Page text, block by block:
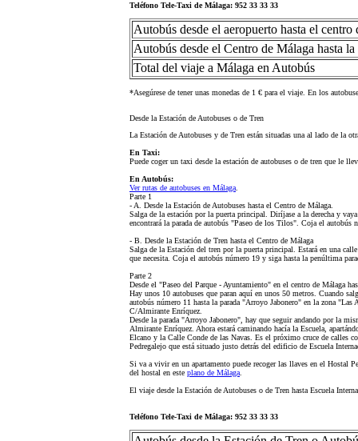
Teléfono Tele-Taxi de Málaga: 952 33 33 33
Autobús desde el aeropuerto hasta el centro
Autobús desde el Centro de Málaga hasta
Total del viaje a Málaga en Autobús
*Asegúrese de tener unas monedas de 1 € para el viaje. En los
Desde la Estación de Autobuses o de Tren
La Estación de Autobuses y de Tren están situadas una al lado de la
En Taxi:
Puede coger un taxi desde la estación de autobuses o de tren que le
En Autobús:
Ver rutas de autobuses en Málaga
Parte 1
- A. Desde la Estación de Autobuses hasta el Centro de Málaga.
Salga de la estación por la puerta principal. Diríjase a la derecha y
encontrará la parada de autobús "Paseo de los Tilos". Coja el autobús
- B. Desde la Estación de Tren hasta el Centro de Málaga
Salga de la Estación del tren por la puerta principal. Estará en una
que necesita. Coja el autobús número 19 y siga hasta la penúltima
Parte 2
Desde el "Paseo del Parque - Ayuntamiento" en el centro de Málaga
Hay unos 10 autobuses que paran aquí en unos 50 metros. Cuando
autobús número 11 hasta la parada "Arroyo Jabonero" en la zona
C/Almirante Enríquez.
Desde la parada "Arroyo Jabonero", hay que seguir andando por la
Almirante Enríquez. Ahora estará caminando hacía la Escuela,
Elcano y la Calle Conde de las Navas. Es el próximo cruce de calles
Pedregalejo que está situado justo detrás del edificio de Escuela
Si va a vivir en un apartamento puede recoger las llaves en el Hostal
del hostal en este plano de Málaga
El viaje desde la Estación de Autobuses o de Tren hasta Escuela
Teléfono Tele-Taxi de Málaga: 952 33 33 33